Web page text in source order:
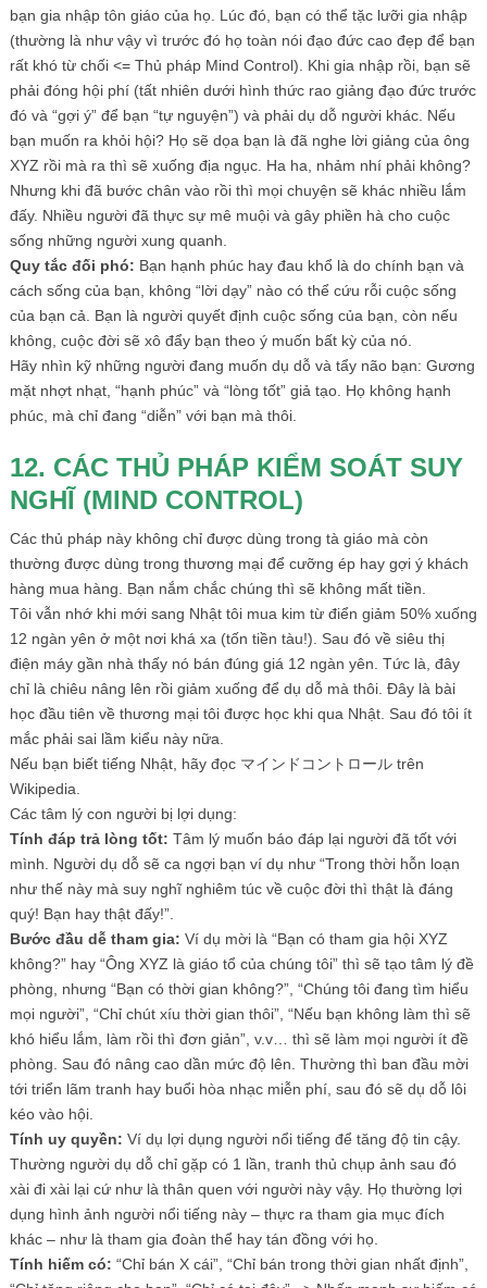
bạn gia nhập tôn giáo của họ. Lúc đó, bạn có thể tặc lưỡi gia nhập
(thường là như vậy vì trước đó họ toàn nói đạo đức cao đẹp để bạn
rất khó từ chối <= Thủ pháp Mind Control). Khi gia nhập rồi, bạn sẽ
phải đóng hội phí (tất nhiên dưới hình thức rao giảng đạo đức trước
đó và “gợi ý” để bạn “tự nguyện”) và phải dụ dỗ người khác. Nếu
bạn muốn ra khỏi hội? Họ sẽ dọa bạn là đã nghe lời giảng của ông
XYZ rồi mà ra thì sẽ xuống địa ngục. Ha ha, nhảm nhí phải không?
Nhưng khi đã bước chân vào rồi thì mọi chuyện sẽ khác nhiều lắm
đấy. Nhiều người đã thực sự mê muội và gây phiền hà cho cuộc
sống những người xung quanh.
Quy tắc đối phó: Bạn hạnh phúc hay đau khổ là do chính bạn và
cách sống của bạn, không “lời dạy” nào có thể cứu rỗi cuộc sống
của bạn cả. Bạn là người quyết định cuộc sống của bạn, còn nếu
không, cuộc đời sẽ xô đẩy bạn theo ý muốn bất kỳ của nó.
Hãy nhìn kỹ những người đang muốn dụ dỗ và tẩy não bạn: Gương
mặt nhợt nhạt, “hạnh phúc” và “lòng tốt” giả tạo. Họ không hạnh
phúc, mà chỉ đang “diễn” với bạn mà thôi.
12. CÁC THỦ PHÁP KIỂM SOÁT SUY
NGHĨ (MIND CONTROL)
Các thủ pháp này không chỉ được dùng trong tà giáo mà còn
thường được dùng trong thương mại để cưỡng ép hay gợi ý khách
hàng mua hàng. Bạn nắm chắc chúng thì sẽ không mất tiền.
Tôi vẫn nhớ khi mới sang Nhật tôi mua kim từ điển giảm 50% xuống
12 ngàn yên ở một nơi khá xa (tốn tiền tàu!). Sau đó về siêu thị
điện máy gần nhà thấy nó bán đúng giá 12 ngàn yên. Tức là, đây
chỉ là chiêu nâng lên rồi giảm xuống để dụ dỗ mà thôi. Đây là bài
học đầu tiên về thương mại tôi được học khi qua Nhật. Sau đó tôi ít
mắc phải sai lầm kiểu này nữa.
Nếu bạn biết tiếng Nhật, hãy đọc マインドコントロール trên
Wikipedia.
Các tâm lý con người bị lợi dụng:
Tính đáp trả lòng tốt: Tâm lý muốn báo đáp lại người đã tốt với
mình. Người dụ dỗ sẽ ca ngợi bạn ví dụ như “Trong thời hỗn loạn
như thế này mà suy nghĩ nghiêm túc về cuộc đời thì thật là đáng
quý! Bạn hay thật đấy!”.
Bước đầu dễ tham gia: Ví dụ mời là “Bạn có tham gia hội XYZ
không?” hay “Ông XYZ là giáo tổ của chúng tôi” thì sẽ tạo tâm lý đề
phòng, nhưng “Bạn có thời gian không?”, “Chúng tôi đang tìm hiểu
mọi người”, “Chỉ chút xíu thời gian thôi”, “Nếu bạn không làm thì sẽ
khó hiểu lắm, làm rồi thì đơn giản”, v.v… thì sẽ làm mọi người ít đề
phòng. Sau đó nâng cao dần mức độ lên. Thường thì ban đầu mời
tới triển lãm tranh hay buổi hòa nhạc miễn phí, sau đó sẽ dụ dỗ lôi
kéo vào hội.
Tính uy quyền: Ví dụ lợi dụng người nổi tiếng để tăng độ tin cậy.
Thường người dụ dỗ chỉ gặp có 1 lần, tranh thủ chụp ảnh sau đó
xài đi xài lại cứ như là thân quen với người này vậy. Họ thường lợi
dụng hình ảnh người nổi tiếng này – thực ra tham gia mục đích
khác – như là tham gia đoàn thể hay tán đồng với họ.
Tính hiếm có: “Chỉ bán X cái”, “Chỉ bán trong thời gian nhất định”,